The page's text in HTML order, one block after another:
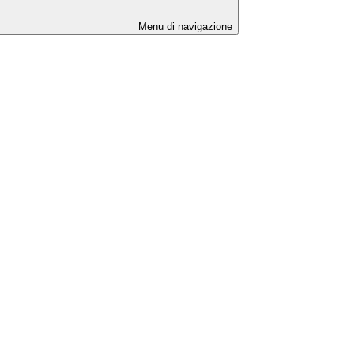
Menu di navigazione